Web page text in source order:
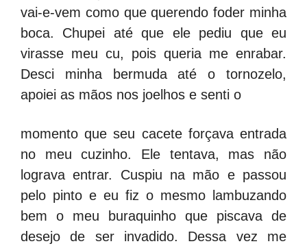
vai-e-vem como que querendo foder minha
boca. Chupei até que ele pediu que eu
virasse meu cu, pois queria me enrabar.
Desci minha bermuda até o tornozelo,
apoiei as mãos nos joelhos e senti o
momento que seu cacete forçava entrada
no meu cuzinho. Ele tentava, mas não
lograva entrar. Cuspiu na mão e passou
pelo pinto e eu fiz o mesmo lambuzando
bem o meu buraquinho que piscava de
desejo de ser invadido. Dessa vez me